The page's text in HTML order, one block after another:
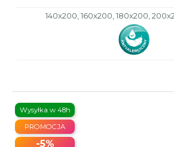
140x200, 160x200, 180x200,
PROMOCJA
-5%
Wysyłka w 48h